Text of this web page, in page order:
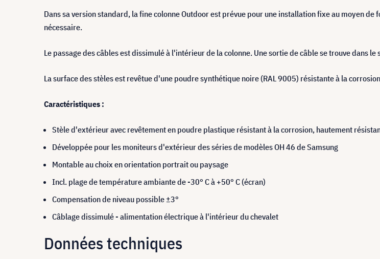
Dans sa version standard, la fine colonne Outdoor est prévue pour une installation fixe au moyen
nécessaire.
Le passage des câbles est dissimulé à l'intérieur de la colonne. Une sortie de câble se trouve dans
La surface des stèles est revêtue d'une poudre synthétique noire (RAL 9005) résistante à la
Caractéristiques :
Stèle d'extérieur avec revêtement en poudre plastique résistant à la corrosion, hautement
Développée pour les moniteurs d'extérieur des séries de modèles OH 46 de Samsung
Montable au choix en orientation portrait ou paysage
Incl. plage de température ambiante de -30° C à +50° C (écran)
Compensation de niveau possible ±3°
Câblage dissimulé - alimentation électrique à l'intérieur du chevalet
Données techniques